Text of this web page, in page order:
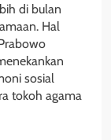
di bulan
Hal
sosial
tokoh agama